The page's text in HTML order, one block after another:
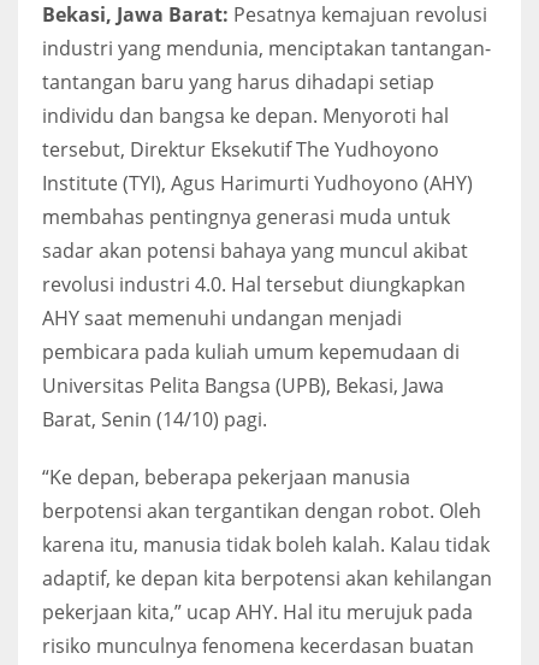
Bekasi, Jawa Barat: Pesatnya kemajuan revolusi
industri yang mendunia, menciptakan tantangan-
tantangan baru yang harus dihadapi setiap
individu dan bangsa ke depan. Menyoroti hal
tersebut, Direktur Eksekutif The Yudhoyono
Institute (TYI), Agus Harimurti Yudhoyono (AHY)
membahas pentingnya generasi muda untuk
sadar akan potensi bahaya yang muncul akibat
revolusi industri 4.0. Hal tersebut diungkapkan
AHY saat memenuhi undangan menjadi
pembicara pada kuliah umum kepemudaan di
Universitas Pelita Bangsa (UPB), Bekasi, Jawa
Barat, Senin (14/10) pagi.
“Ke depan, beberapa pekerjaan manusia
berpotensi akan tergantikan dengan robot. Oleh
karena itu, manusia tidak boleh kalah. Kalau tidak
adaptif, ke depan kita berpotensi akan kehilangan
pekerjaan kita,” ucap AHY. Hal itu merujuk pada
risiko munculnya fenomena kecerdasan buatan